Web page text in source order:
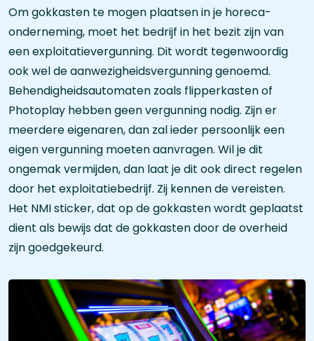
Om gokkasten te mogen plaatsen in je horeca-
onderneming, moet het bedrijf in het bezit zijn van
een exploitatievergunning. Dit wordt tegenwoordig
ook wel de aanwezigheidsvergunning genoemd.
Behendigheidsautomaten zoals flipperkasten of
Photoplay hebben geen vergunning nodig. Zijn er
meerdere eigenaren, dan zal ieder persoonlijk een
eigen vergunning moeten aanvragen. Wil je dit
ongemak vermijden, dan laat je dit ook direct regelen
door het exploitatiebedrijf. Zij kennen de vereisten.
Het NMI sticker, dat op de gokkasten wordt geplaatst
dient als bewijs dat de gokkasten door de overheid
zijn goedgekeurd.